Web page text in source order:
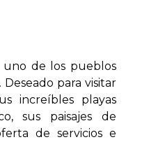
uno de los pueblos
Deseado para visitar
increíbles playas
sus paisajes de
de servicios e